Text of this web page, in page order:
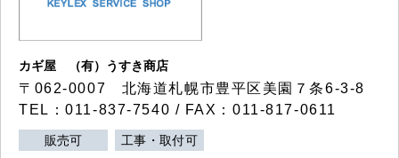
カギ屋 （有）うすき商店
〒062-0007 北海道札幌市豊平区美園７条6-3-8
TEL：011-837-7540 / FAX：011-817-0611
販売可 工事・取付可